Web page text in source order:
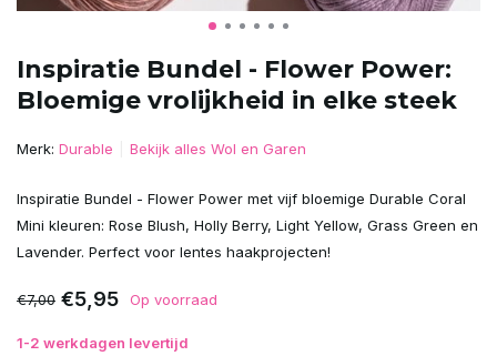
Inspiratie Bundel - Flower Power:
Bloemige vrolijkheid in elke steek
Merk: Durable Bekijk alles Wol en Garen
Inspiratie Bundel - Flower Power met vijf bloemige Durable Coral
Mini kleuren: Rose Blush, Holly Berry, Light Yellow, Grass Green en
Lavender. Perfect voor lentes haakprojecten!
€7,00 €5,95 Op voorraad
1-2 werkdagen levertijd